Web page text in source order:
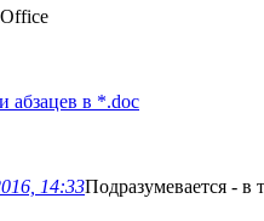
абзацев в *.doc
14:33Подразумевается - в